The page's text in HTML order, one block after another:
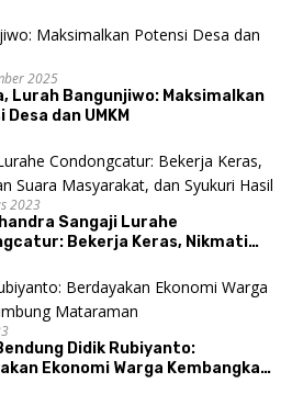
2025
Lurah Bangunjiwo: Maksimalkan
Desa dan UMKM
2023
Sangaji Lurahe
Bekerja Keras, Nikmati
Hasil
Didik Rubiyanto:
Ekonomi Warga Kembangkan